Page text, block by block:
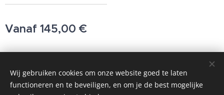
Vanaf 145,00 €
© 2025 Alle rechten voorbehouden
Cookies
Wij gebruiken cookies om onze website goed te laten
functioneren en te beveiligen, en om je de best mogelijke